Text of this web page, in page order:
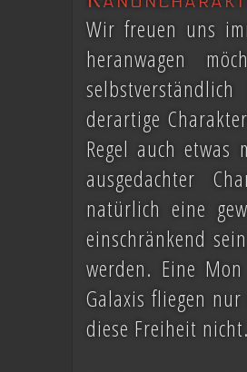
aller Dissidenten und
Zeiten ziehen auf.
von Endor noch den
Ferne. Der Entscheid
niemand vermag auch
aussehen wird....
Wir freuen uns
heranwagen
derartige
Regel auch
ausgedachter
natürlich eine
einschränkend
werden. Eine
Galaxis fliegen
diese Freiheit